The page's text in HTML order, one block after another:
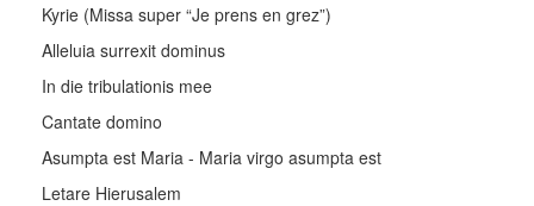
Kyrie (Missa super “Je prens en grez”)
Alleluia surrexit dominus
In die tribulationis mee
Cantate domino
Asumpta est Maria - Maria virgo asumpta est
Letare Hierusalem